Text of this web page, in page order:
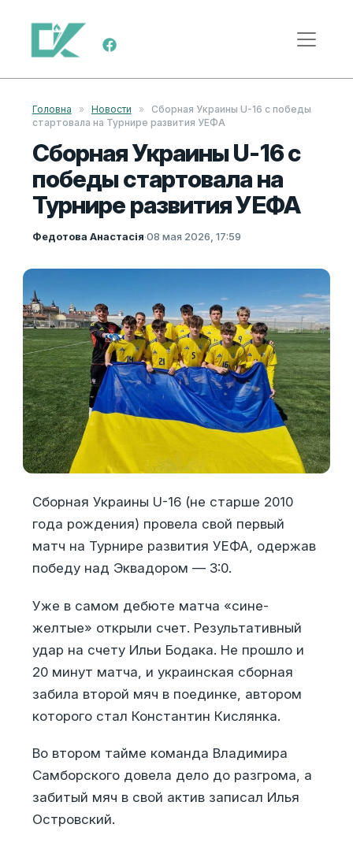
Перейти к содержимому
Меню навигации
Головна » Новости »
Сборная Украины U-16 с победы
стартовала на Турнире развития УЕФА
Сборная Украины U-16 с
победы стартовала на
Турнире развития УЕФА
Федотова Анастасія·08 мая 2026, 17:59
Сборная Украины U-16 (не старше 2010
года рождения) провела свой первый
матч на Турнире развития УЕФА, одержав
победу над Эквадором — 3:0.
Уже в самом дебюте матча «сине-
желтые» открыли счет. Результативный
удар на счету Ильи Бодака. Не прошло и
20 минут матча, и украинская сборная
забила второй мяч в поединке, автором
которого стал Константин Кислянка.
Во втором тайме команда Владимира
Самборского довела дело до разгрома, а
забитый мяч в свой актив записал Илья
Островский.